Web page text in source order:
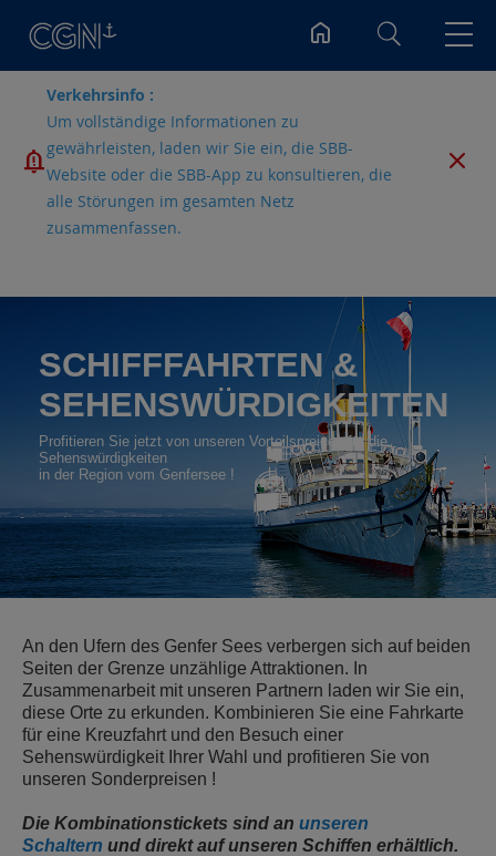
Verkehrsinfo :
Um vollständige Informationen zu
gewährleisten, laden wir Sie ein, die SBB-
Website oder die SBB-App zu konsultieren, die
alle Störungen im gesamten Netz
zusammenfassen.
SCHIFFFAHRTEN &
SEHENSWÜRDIGKEITEN
Profitieren Sie jetzt von unseren Vorteilspreisen für die
Sehenswürdigkeiten
in der Region vom Genfersee !
An den Ufern des Genfer Sees verbergen sich auf beiden
Seiten der Grenze unzählige Attraktionen. In
Zusammenarbeit mit unseren Partnern laden wir Sie ein,
diese Orte zu erkunden. Kombinieren Sie eine Fahrkarte
für eine Kreuzfahrt und den Besuch einer
Sehenswürdigkeit Ihrer Wahl und profitieren Sie von
unseren Sonderpreisen !
Die Kombinationstickets sind an unseren
Schaltern und direkt auf unseren Schiffen erhältlich.